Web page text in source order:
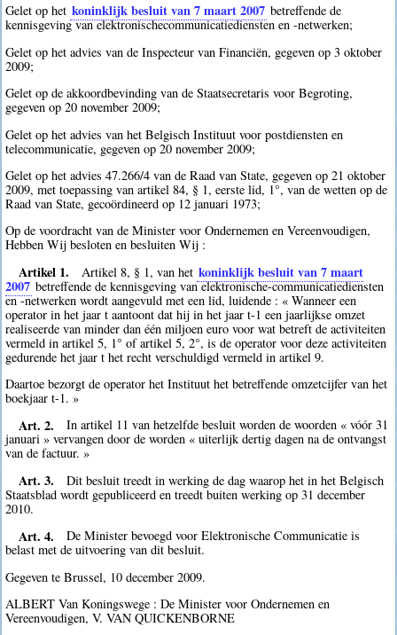
Gelet op het koninklijk besluit van 7 maart 2007 betreffende de
kennisgeving van elektronischecommunicatiediensten en -netwerken;
Gelet op het advies van de Inspecteur van Financiën, gegeven op 3 oktober
2009;
Gelet op de akkoordbevinding van de Staatsecretaris voor Begroting,
gegeven op 20 november 2009;
Gelet op het advies van het Belgisch Instituut voor postdiensten en
telecommunicatie, gegeven op 20 november 2009;
Gelet op het advies 47.266/4 van de Raad van State, gegeven op 21 oktober
2009, met toepassing van artikel 84, § 1, eerste lid, 1°, van de wetten op de
Raad van State, gecoördineerd op 12 januari 1973;
Op de voordracht van de Minister voor Ondernemen en Vereenvoudigen,
Hebben Wij besloten en besluiten Wij :
Artikel 1. Artikel 8, § 1, van het koninklijk besluit van 7 maart
2007 betreffende de kennisgeving van elektronische-communicatiediensten
en -netwerken wordt aangevuld met een lid, luidende : « Wanneer een
operator in het jaar t aantoont dat hij in het jaar t-1 een jaarlijkse omzet
realiseerde van minder dan één miljoen euro voor wat betreft de activiteiten
vermeld in artikel 5, 1° of artikel 5, 2°, is de operator voor deze activiteiten
gedurende het jaar t het recht verschuldigd vermeld in artikel 9.
Daartoe bezorgt de operator het Instituut het betreffende omzetcijfer van het
boekjaar t-1. »
Art. 2.
In artikel 11 van hetzelfde besluit worden de woorden « vóór 31
januari » vervangen door de worden « uiterlijk dertig dagen na de ontvangst
van de factuur. »
Art. 3.
Dit besluit treedt in werking de dag waarop het in het Belgisch
Staatsblad wordt gepubliceerd en treedt buiten werking op 31 december
2010.
Art. 4.
De Minister bevoegd voor Elektronische Communicatie is
belast met de uitvoering van dit besluit.
Gegeven te Brussel, 10 december 2009.
ALBERT Van Koningswege : De Minister voor Ondernemen en
Vereenvoudigen, V. VAN QUICKENBORNE